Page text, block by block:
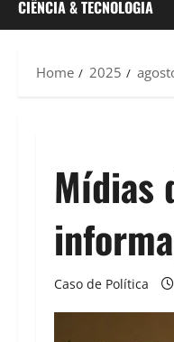
CIÊNCIA & TECNOLOGIA
Home 2025
Mídias
Caso de Política